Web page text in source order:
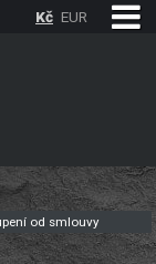
od smlouvy
Kč EUR